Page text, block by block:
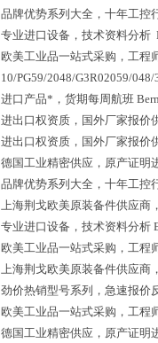
品牌优势系列大全，十年工控
专业进口设备，技术资料分析
欧美工业品一站式采购，工程
10/PG59/2048/G3R02059/
进口产品*，货期每周航班
进出口权资质，国外厂家报价
进出口权资质，国外厂家报价
德国工业精密供应，原产证明
品牌优势系列大全，十年工控
上海荆戈欧美原装备件供应商
专业进口设备，技术资料分析
欧美工业品一站式采购，工程
上海荆戈欧美原装备件供应商
劲价热销型号系列，急速报价
欧美工业品一站式采购，工程
德国工业精密供应，原产证明